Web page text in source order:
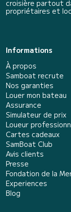
croisière partout
propriétaires et
Informations
À propos
Samboat recrute
Nos garanties
Louer mon bateau
Assurance
Simulateur de prix
Loueur
Cartes cadeaux
SamBoat Club
Avis clients
Presse
Fondation de la
Experiences
Blog